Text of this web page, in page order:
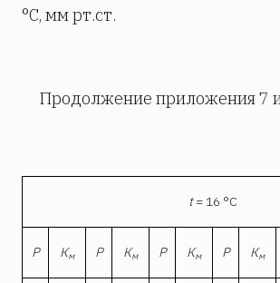
°C, мм рт.ст.
Продолжение приложения 7
t= 16 °С
Р Км Р Км Р Км Р Км